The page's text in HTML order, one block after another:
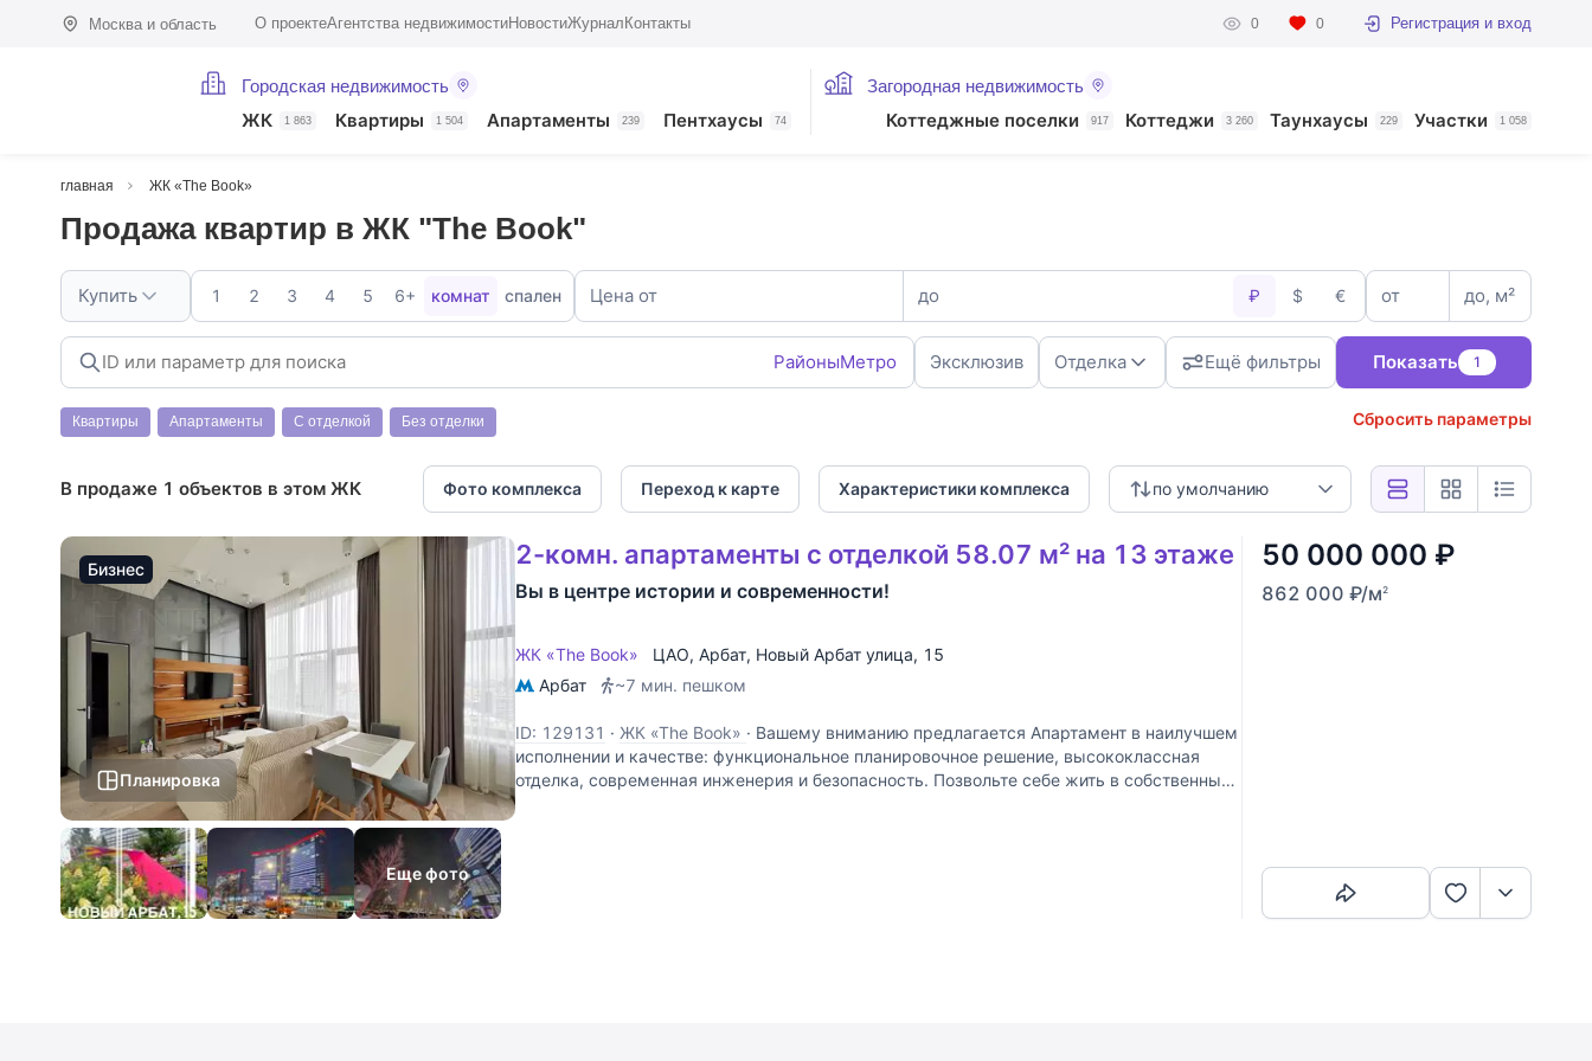
Москва и область О проектеАгентства недвижимостиНовостиЖурнал Контакты 0 0 Регистрация и вход
Городская недвижимость
ЖК 1 863 Квартиры 1 504 Апартаменты 239 Пентхаусы 74
Загородная недвижимость
Коттеджные поселки 917 Коттеджи 3 260 Таунхаусы 229 Участки 1 058
главная ЖК «The Book»
Продажа квартир в ЖК "The Book"
Купить 1 2 3 4 5 6+ комнат спален Цена от до ₽ $ € от до, м²
РайоныМетро Эксклюзив Отделка Ещё фильтры Показать 1
Квартиры Апартаменты С отделкой Без отделки Сбросить параметры
В продаже 1 объектов в этом ЖК по умолчанию
Фото комплекса Переход к карте Характеристики комплекса
Бизнес
Планировка
Еще фото
2-комн. апартаменты с отделкой 58.07 м² на 13 этаже
Вы в центре истории и современности!
ЖК «The Book» ЦАО, Арбат, Новый Арбат улица, 15
Арбат
~7 мин. пешком
ID: 129131 · ЖК «The Book» · Вашему вниманию предлагается Апартамент в наилучшем
исполнении и качестве: функциональное планировочное решение, высококлассная
отделка, современная инженерия и безопасность. Позвольте себе жить в собственных
50 000 000 ₽
862 000 ₽/м2